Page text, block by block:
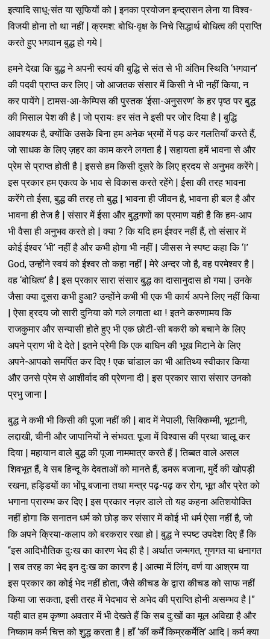
इत्यादि साधू-संत या सूफियों को | इनका प्रयोजन इन्द्रासन लेना या विश्व-
विजयी होना तो था नहीं | क्रमश: बोधि-वृक्ष के निचे सिद्धार्थ बोधित्व की प्राप्ति
करते हुए भगवान बुद्ध हो गये |
हमने देखा कि बुद्ध ने अपनी स्वयं की बुद्धि से संत से भी अंतिम स्थिति ‘भगवान’
की पदवी प्राप्त कर लिए | जो आजतक संसार में किसी ने भी नहीं किया, न
कर पायेंगे | टामस-आ-केम्पिस की पुस्तक ‘ईसा-अनुसरण’ के हर पृष्ठ पर बुद्ध
की मिसाल पेश की है | जो प्रायः हर संत ने इसी पर जोर दिया है | बुद्धि
आवश्यक है, क्योंकि उसके बिना हम अनेक भ्रमों में पड़ कर गलतियाँ करते हैं,
जो साधक के लिए ज़हर का काम करने लगता है | सहायता हमें भावना से और
प्रेम से प्राप्त होती है | इससे हम किसी दूसरे के लिए ह्रदय से अनुभव करेंगे |
इस प्रकार हम एकत्व के भाव से विकास करते रहेंगे | ईसा की तरह भावना
करेंगे तो ईसा, बुद्ध की तरह तो बुद्ध | भावना ही जीवन है, भावना ही बल है और
भावना ही तेज है | संसार में ईसा और बुद्धगणों का प्रमाण यही है कि हम-आप
भी वैसा ही अनुभव करते हो | क्या ? कि यदि हम ईश्वर नहीं हैं, तो संसार में
कोई ईश्वर ‘भी’ नहीं है और कभी होगा भी नहीं | जीसस ने स्पष्ट कहा कि ‘I’
God, उन्होंने स्वयं को ईश्वर तो कहा नहीं | मेरे अन्दर जो है, वह परमेश्वर है |
वह ‘बोधित्व’ है | इस प्रकार सारा संसार बुद्ध का दासानुदास हो गया | उनके
जैसा क्या दूसरा कभी हुआ? उन्होंने कभी भी एक भी कार्य अपने लिए नहीं किया
| ऐसा ह्रदय जो सारी दुनिया को गले लगाता था ! इतने करुणामय कि
राजकुमार और सन्यासी होते हुए भी एक छोटी-सी बकरी को बचाने के लिए
अपने प्राण भी दे देते | इतने प्रेमी कि एक बाघिन की भूख मिटाने के लिए
अपने-आपको समर्पित कर दिए ! एक चांडाल का भी आतिथ्य स्वीकार किया
और उनसे प्रेम से आशीर्वाद की प्रेणना दी | इस प्रकार सारा संसार उनको
प्रभु जाना |
बुद्ध ने कभी भी किसी की पूजा नहीं की | बाद में नेपाली, सिक्किम्मी, भूटानी,
लद्दाखी, चीनी और जापानियों ने संभवत: पूजा में विश्वास की प्रथा चालू कर
दिया | महायान वाले बुद्ध की पूजा नाममात्र करते हैं | तिब्बत वाले असल
शिवभूत हैं, वे सब हिन्दू के देवताओं को मानते हैं, डमरू बजाना, मुर्दे की खोपड़ी
रखना, हड्डियों का भोंपू बजाना तथा मन्त्र पढ़-पढ़ कर रोग, भूत और प्रेत को
भगाना प्रारम्भ कर दिए | इस प्रकार नज़र डाले तो यह कहना अतिशयोक्ति
नहीं होगा कि सनातन धर्म को छोड़ कर संसार में कोई भी धर्म ऐसा नहीं है, जो
कि अपने क्रिया-कलाप को बरकरार रखा हो | बुद्ध ने स्पष्ट उपदेश दिए हैं कि
“इस आदिभौतिक दुःख का कारण भेद ही है | अर्थात जन्मगत, गुणगत या धनागत
| सब तरह का भेद इन दुःख का कारण है | आत्मा में लिंग, वर्ण या आश्रम या
इस प्रकार का कोई भेद नहीं होता, जैसे कीचड के द्वारा कीचड को साफ नहीं
किया जा सकता, इसी तरह में भेदभाव से अभेद की प्राप्ति होनी असम्भव है |”
यही बात हम कृष्णा अवतार में भी देखते हैं कि सब दु:खों का मूल अविद्या है और
निष्काम कर्म चित्त को शुद्ध करता है | हाँ ‘कीं कर्में किम्रकर्मेति’ आदि | कर्म क्या